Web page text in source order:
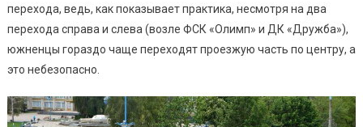
перехода, ведь, как показывает практика, несмотря на два
перехода справа и слева (возле ФСК «Олимп» и ДК «Дружба»),
южненцы гораздо чаще переходят проезжую часть по центру, а
это небезопасно.